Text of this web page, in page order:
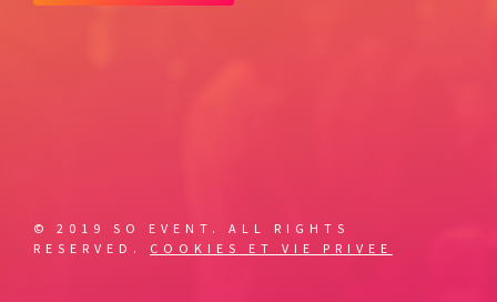
© 2019 SO EVENT. ALL RIGHTS
RESERVED. COOKIES ET VIE PRIVEE